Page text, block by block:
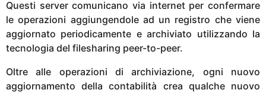
Questi server comunicano via internet per confermare
le operazioni aggiungendole ad un registro che viene
aggiornato periodicamente e archiviato utilizzando la
tecnologia del filesharing peer-to-peer.
Oltre alle operazioni di archiviazione, ogni nuovo
aggiornamento della contabilità crea qualche nuovo